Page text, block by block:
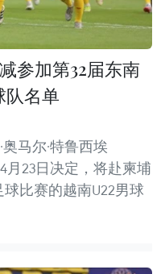
参加第32届东南
队名单
马尔·特鲁西埃
4月23日决定，将赴柬埔
比赛的越南U22男球